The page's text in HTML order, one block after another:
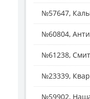
№57647,
№60804,
№61238,
№23339,
№59902,